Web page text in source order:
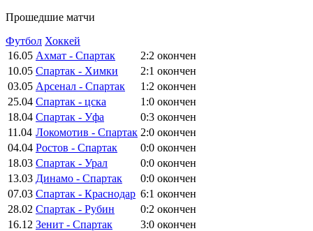
Прошедшие матчи
Футбол Хоккей
16.05 Ахмат - Спартак 2:2 окончен
10.05 Спартак - Химки 2:1 окончен
03.05 Арсенал - Спартак 1:2 окончен
25.04 Спартак - цска 1:0 окончен
18.04 Спартак - Уфа 0:3 окончен
11.04 Локомотив - Спартак 2:0 окончен
04.04 Ростов - Спартак 0:0 окончен
18.03 Спартак - Урал 0:0 окончен
13.03 Динамо - Спартак 0:0 окончен
07.03 Спартак - Краснодар 6:1 окончен
28.02 Спартак - Рубин 0:2 окончен
16.12 Зенит - Спартак 3:0 окончен